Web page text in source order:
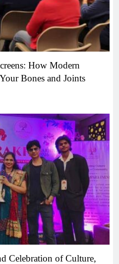
How Modern
Bones and Joints
Celebration of Culture,